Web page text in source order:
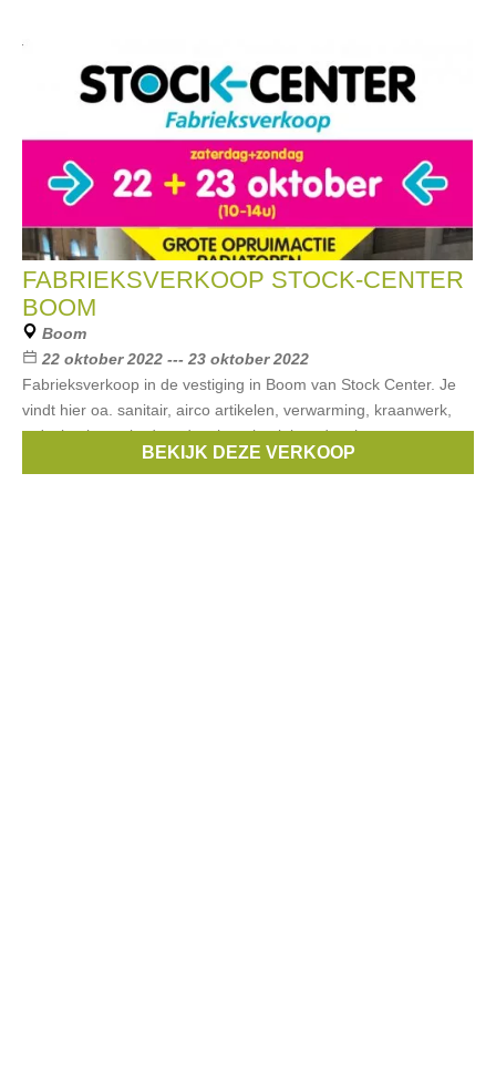
FABRIEKSVERKOOP STOCK-CENTER
BOOM
Boom
22 oktober 2022 --- 23 oktober 2022
Fabrieksverkoop in de vestiging in Boom van Stock Center. Je
vindt hier oa. sanitair, airco artikelen, verwarming, kraanwerk,
wc's, laminaat, baden, douche tubs, inloopdouches,
ophangtoiletten, badmeubelenBEKIJK DEZE VERKOOP